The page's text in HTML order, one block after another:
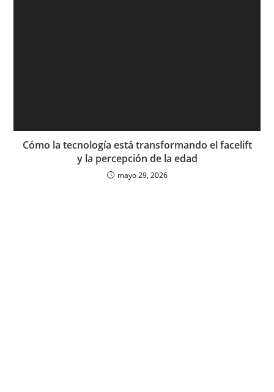
Cómo la tecnología está transformando el facelift
y la percepción de la edad
mayo 29, 2026